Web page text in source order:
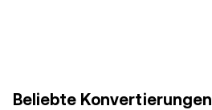
Beliebte Konvertierungen